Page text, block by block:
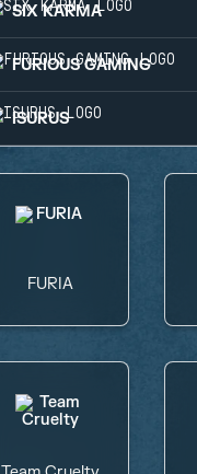
SIX KARMA
FURIOUS GAMING
ISURUS
FURIA